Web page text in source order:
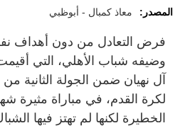
المصدر: معاذ كمبال - أبوظبي
فرض التعادل من دون أهداف
وضيفه شباب الأهلي، التي
آل نهيان ضمن الجولة الثانية
لكرة القدم، في مباراة
الخطيرة لكنها لم تهتز فيها